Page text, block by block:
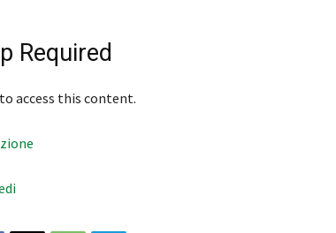
Required
access this content.